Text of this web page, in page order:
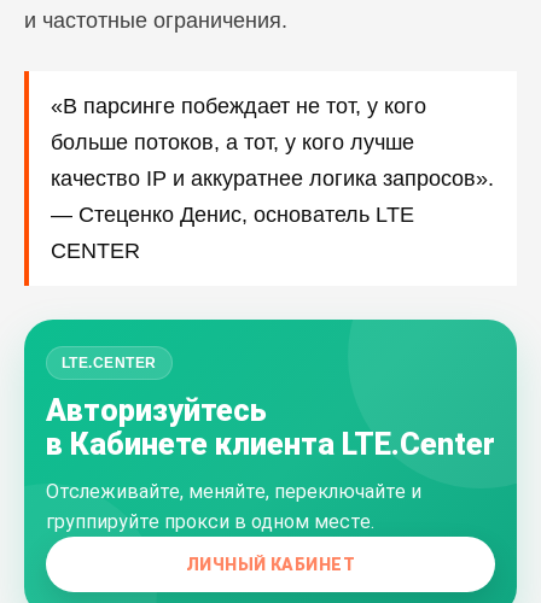
и частотные ограничения.
«В парсинге побеждает не тот, у кого
больше потоков, а тот, у кого лучше
качество IP и аккуратнее логика запросов».
— Стеценко Денис, основатель LTE
CENTER
LTE.CENTER
Авторизуйтесь
в Кабинете клиента LTE.Center
Отслеживайте, меняйте, переключайте и
группируйте прокси в одном месте.
ЛИЧНЫЙ КАБИНЕТ